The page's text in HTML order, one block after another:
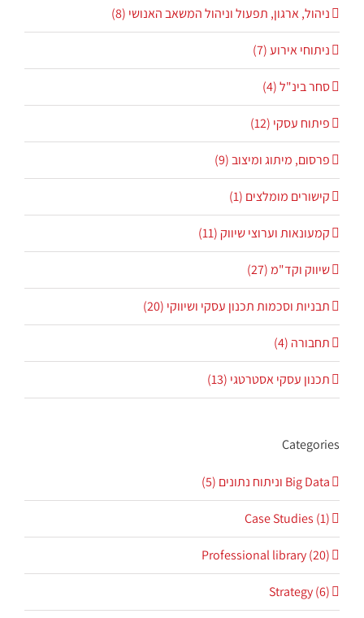
ניהול, ארגון, תפעול וניהול המשאב האנושי (8)
ניתוחי אירוע (7)
סחר בינ"ל (4)
פיתוח עסקי (12)
פרסום, מיתוג ומיצוב (9)
קישורים מומלצים (1)
קמעונאות וערוצי שיווק (11)
שיווק וקד"מ (27)
תבניות וסכמות תכנון עסקי ושיווקי (20)
תחבורה (4)
תכנון עסקי אסטרטגי (13)
Categories
Big Data וניתוח נתונים (5)
Case Studies (1)
Professional library (20)
Strategy (6)